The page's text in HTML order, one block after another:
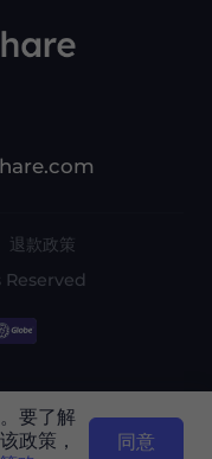
退款政策
陆不可用。感谢您
要了解
政策，
同意